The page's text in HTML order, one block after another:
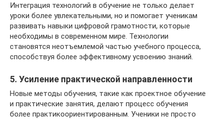
Интеграция технологий в обучение не только делает
уроки более увлекательными, но и помогает ученикам
развивать навыки цифровой грамотности, которые
необходимы в современном мире. Технологии
становятся неотъемлемой частью учебного процесса,
способствуя более эффективному усвоению знаний.
5. Усиление практической направленности
Новые методы обучения, такие как проектное обучение
и практические занятия, делают процесс обучения
более практикоориентированным. Ученики не просто